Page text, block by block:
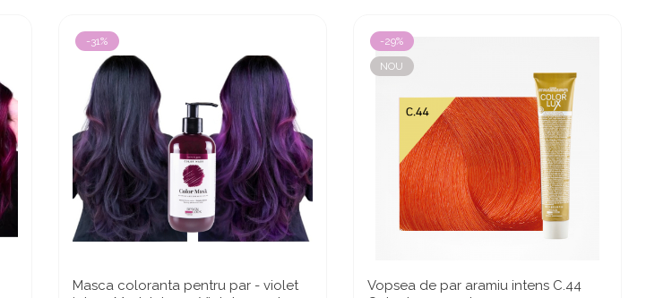
-31%
Masca coloranta pentru par - violet
-29%
NOU
Vopsea de par aramiu intens C.44